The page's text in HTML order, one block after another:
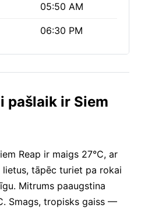
05:50 AM
06:30 PM
pašlaik ir Siem
Reap ir maigs 27°C, ar
tāpēc turiet pa rokai
Mitrums paaugstina
Smags, tropisks gaiss —